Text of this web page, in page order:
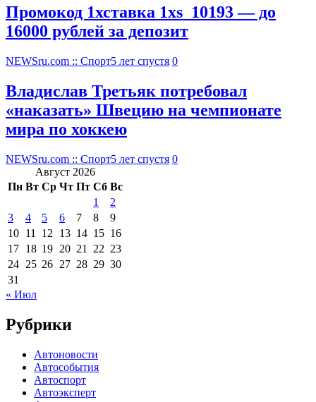
Промокод 1хставка 1xs_10193 — до
16000 рублей за депозит
NEWSru.com :: Спорт5 лет спустя 0
Владислав Третьяк потребовал
«наказать» Швецию на чемпионате
мира по хоккею
NEWSru.com :: Спорт5 лет спустя 0
Август 2026
Пн Вт Ср Чт Пт Сб Вс
1
2
3
4 5 6 7 8
9
10 11 12 13 14 15 16
17 18 19 20 21 22 23
24 25 26 27 28 29 30
31
« Июл
Рубрики
Автоновости
Автособытия
Автоспорт
Автоэксперт